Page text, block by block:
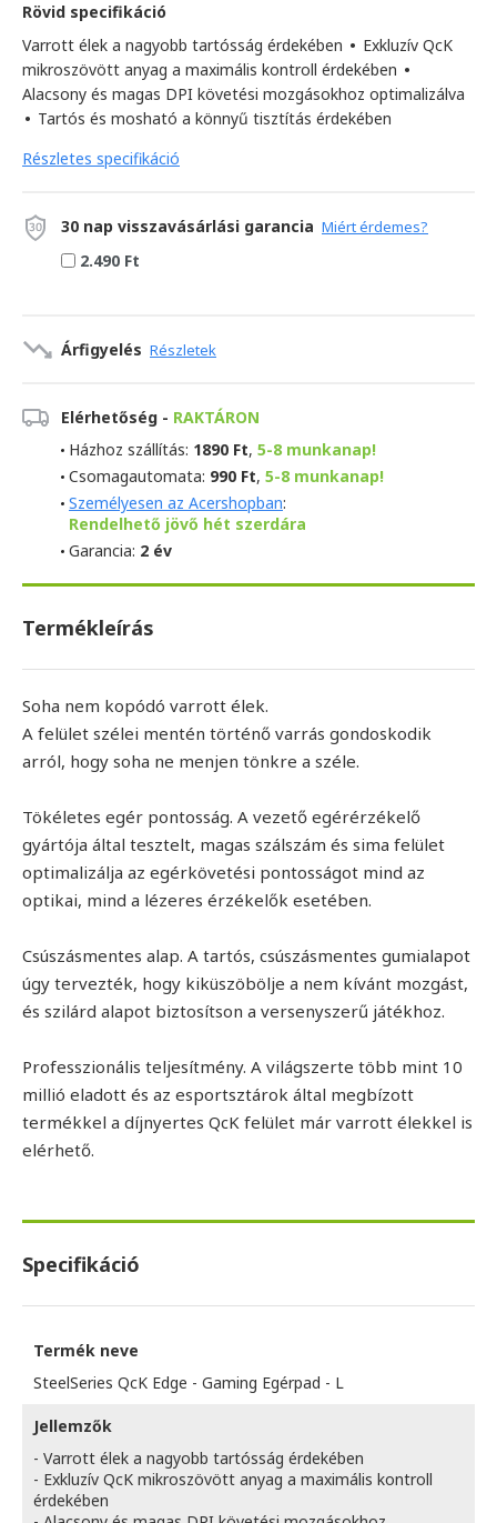
Rövid specifikáció
Varrott élek a nagyobb tartósság érdekében • Exkluzív QcK
mikroszövött anyag a maximális kontroll érdekében •
Alacsony és magas DPI követési mozgásokhoz optimalizálva
• Tartós és mosható a könnyű tisztítás érdekében
Részletes specifikáció
30 nap visszavásárlási garancia Miért érdemes?
2.490 Ft
Árfigyelés Részletek
Elérhetőség - RAKTÁRON
Házhoz szállítás: 1890 Ft, 5-8 munkanap!
Csomagautomata: 990 Ft, 5-8 munkanap!
Személyesen az Acershopban:
Rendelhető jövő hét szerdára
Garancia: 2 év
Termékleírás
Soha nem kopódó varrott élek.
A felület szélei mentén történő varrás gondoskodik
arról, hogy soha ne menjen tönkre a széle.
Tökéletes egér pontosság. A vezető egérérzékelő
gyártója által tesztelt, magas szálszám és sima felület
optimalizálja az egérkövetési pontosságot mind az
optikai, mind a lézeres érzékelők esetében.
Csúszásmentes alap. A tartós, csúszásmentes gumialapot
úgy tervezték, hogy kiküszöbölje a nem kívánt mozgást,
és szilárd alapot biztosítson a versenyszerű játékhoz.
Professzionális teljesítmény. A világszerte több mint 10
millió eladott és az esportsztárok által megbízott
termékkel a díjnyertes QcK felület már varrott élekkel is
elérhető.
Specifikáció
Termék neve
SteelSeries QcK Edge - Gaming Egérpad - L
Jellemzők
- Varrott élek a nagyobb tartósság érdekében
- Exkluzív QcK mikroszövött anyag a maximális kontroll
érdekében